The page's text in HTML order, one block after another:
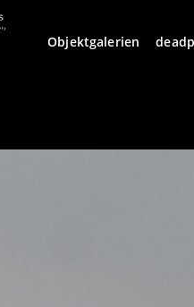
Objektgalerien